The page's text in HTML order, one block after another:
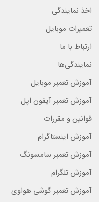
اخذ نمایندگی
تعمیرات موبایل
ارتباط با ما
نمایندگی‌ها
آموزش تعمیر موبایل
آموزش تعمیر آیفون اپل
قوانین و مقررات
آموزش اینستاگرام
آموزش تعمیر سامسونگ
آموزش تلگرام
آموزش تعمیر گوشی هواوی